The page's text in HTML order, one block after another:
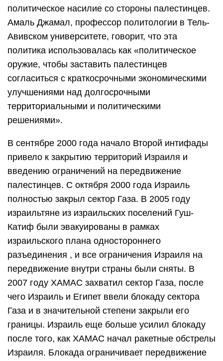
политическое насилие со стороны палестинцев.
Амаль Джамал, профессор политологии в Тель-
Авивском университете, говорит, что эта
политика использовалась как «политическое
оружие, чтобы заставить палестинцев
согласиться с краткосрочными экономическими
улучшениями над долгосрочными
территориальными и политическими
решениями».
В сентябре 2000 года начало Второй интифады
привело к закрытию территорий Израиля и
введению ограничений на передвижение
палестинцев. С октября 2000 года Израиль
полностью закрыл сектор Газа. В 2005 году
израильтяне из израильских поселений Гуш-
Катиф были эвакуированы в рамках
израильского плана одностороннего
разъединения , и все ограничения Израиля на
передвижение внутри страны были сняты. В
2007 году ХАМАС захватил сектор Газа, после
чего Израиль и Египет ввели блокаду сектора
Газа и в значительной степени закрыли его
границы. Израиль еще больше усилил блокаду
после того, как ХАМАС начал ракетные обстрелы
Израиля. Блокада ограничивает передвижение